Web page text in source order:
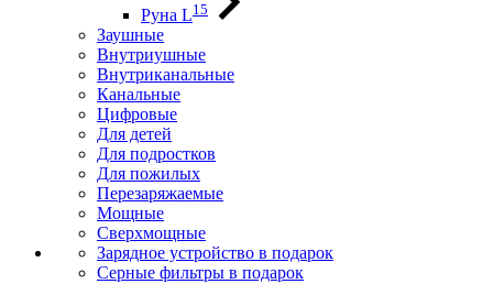
Руна L15
Заушные
Внутриушные
Внутриканальные
Канальные
Цифровые
Для детей
Для подростков
Для пожилых
Перезаряжаемые
Мощные
Сверхмощные
Зарядное устройство в подарок
Серные фильтры в подарок